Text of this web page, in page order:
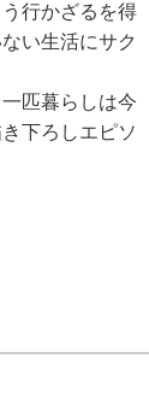
行かざるを得
い生活にサク
匹暮らしは今
下ろしエピソ